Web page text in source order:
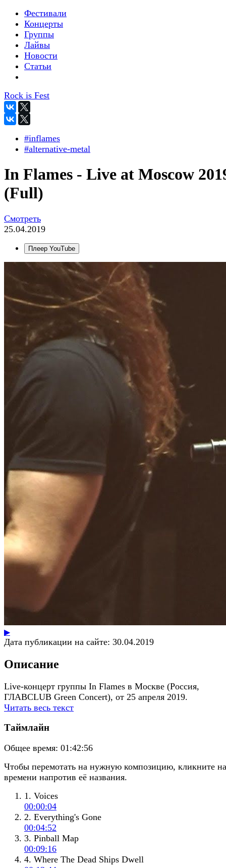
Фестивали
Концерты
Группы
Лайвы
Новости
Статьи
Rock is Fest
#inflames
#alternative-metal
In Flames - Live at Moscow
(Full)
Смотреть
25.04.2019
Плеер YouTube
▶
Дата публикации на сайте: 30.04.2019
Описание
Live-концерт группы In Flames в Москве (Россия,
ГЛАВCLUB Green Concert), от 25 апреля 2019.
Читать весь текст
Таймлайн
Общее время: 01:42:56
Чтобы перемотать на нужную композицию, кликните на
времени напротив её названия.
1. Voices
00:00:04
2. Everything's Gone
00:04:52
3. Pinball Map
00:09:16
4. Where The Dead Ships Dwell